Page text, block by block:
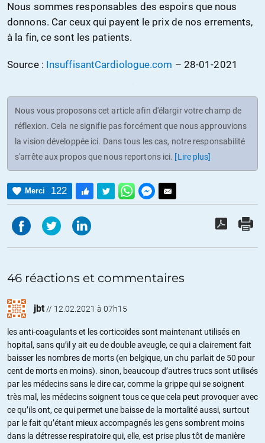
Nous sommes responsables des espoirs que nous
donnons. Car ceux qui payent le prix de nos errements,
à la fin, ce sont les patients.
Source : InsuffisantCardiologue.com – 28-01-2021
Nous vous proposons cet article afin d'élargir votre champ de
réflexion. Cela ne signifie pas forcément que nous approuvions
la vision développée ici. Dans tous les cas, notre responsabilité
s'arrête aux propos que nous reportons ici. [Lire plus]
Merci 122
46 réactions et commentaires
jbt // 12.02.2021 à 07h15
les anti-coagulants et les corticoïdes sont maintenant utilisés en
hopital, sans qu’il y ait eu de double aveugle, ce qui a clairement fait
baisser les nombres de morts (en belgique, un chu parlait de 50 pour
cent de morts en moins). sinon, beaucoup d’autres trucs sont utilisés
par les médecins sans le dire car, comme la grippe qui se soignent
très mal, les médecins soignent tous ce que cela peut provoquer avec
ce qu’ils ont, ce qui permet une baisse de la mortalité aussi, surtout
par le fait qu’étant mieux accompagnés les gens sombrent moins
dans la détresse respiratoire qui, elle, est prise plus tôt de manière